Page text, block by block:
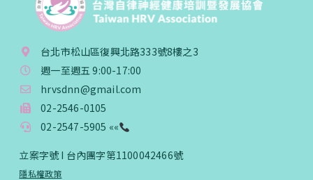
台北市松山區復興北路333號8樓之3
週一至週五 9:00-17:00
hrvsdnn@gmail.com
02-2546-0105
02-2547-5905 ««
立案字號 I 台內團字第1100042466號
隱私權政策